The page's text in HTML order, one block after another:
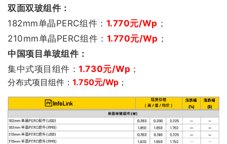
双面双玻组件：
182mm单晶PERC组件： 1.770元/Wp ；
210mm单晶PERC组件： 1.770元/Wp ；
中国项目单玻组件：
集中式项目组件：1.730元/Wp ；
分布式项目组件： 1.750元/Wp ；